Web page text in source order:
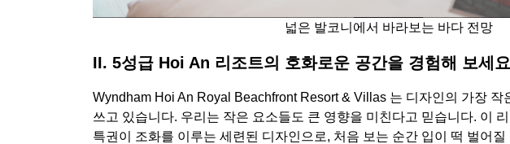
넓은 발코니에서 바라보는 바다 전망
II. 5성급 Hoi An 리조트의 호화로운 공간을 경험해 보세요
Wyndham Hoi An Royal Beachfront Resort & Villas 는 디자인의 가장 작
쓰고 있습니다. 우리는 작은 요소들도 큰 영향을 미친다고 믿습니다. 이
특권이 조화를 이루는 세련된 디자인으로, 처음 보는 순간 입이 떡 벌어